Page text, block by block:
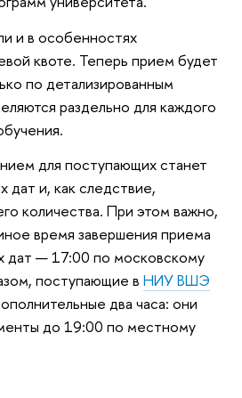
и в особенностях
квоте. Теперь прием будет
по детализированным
раздельно для каждого
для поступающих станет
дат и, как следствие,
количества. При этом важно,
время завершения приема
дат — 17:00 по московскому
поступающие в НИУ ВШЭ
два часа: они
до 19:00 по местному